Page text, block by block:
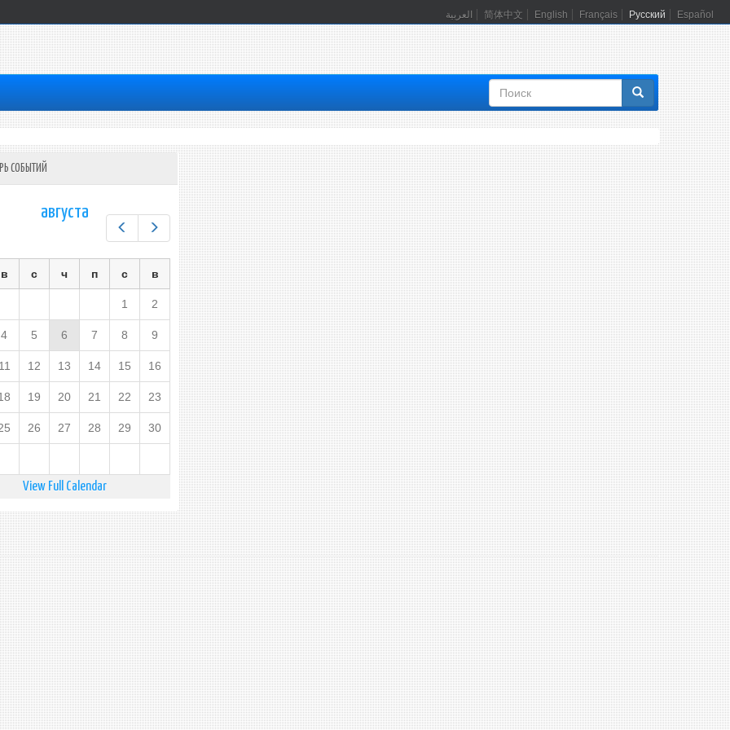
العربية 简体中文 English Français Русский Español
Форма
поиска
СОБЫТИЙ
Предыдущий
Следующий
августа
в с ч п с в
1 2
4 5 6 7 8 9
11 12 13 14 15 16
19 20 21 22 23
26 27 28 29 30
View Full Calendar